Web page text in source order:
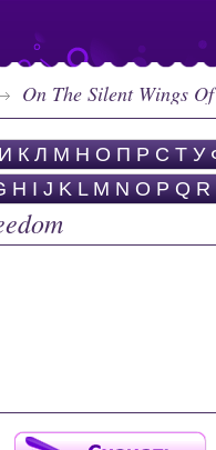
On The Silent Wings
К Л М Н О П Р С Т У
H I J K L M N O P Q R